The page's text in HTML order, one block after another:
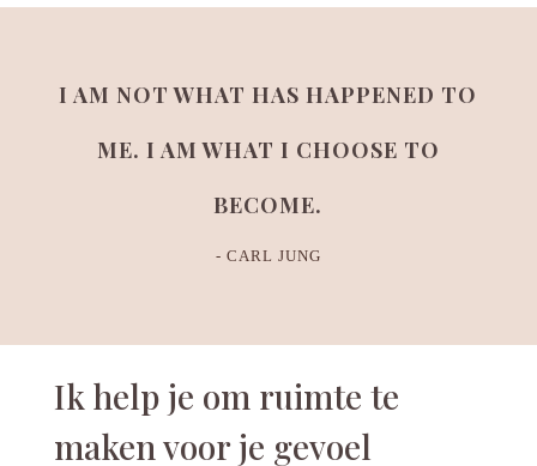
I AM NOT WHAT HAS HAPPENED TO
ME. I AM WHAT I CHOOSE TO
BECOME.
- CARL JUNG
Ik help je om ruimte te
maken voor je gevoel